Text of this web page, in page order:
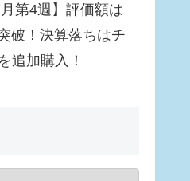
第4週】評価額は
破！決算落ちはチ
追加購入！